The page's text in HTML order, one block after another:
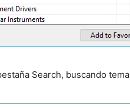
Search, buscando